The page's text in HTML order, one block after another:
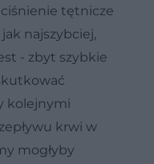
tętnicze
najszybciej,
- zbyt szybkie
kolejnymi
krwi w
mogłyby